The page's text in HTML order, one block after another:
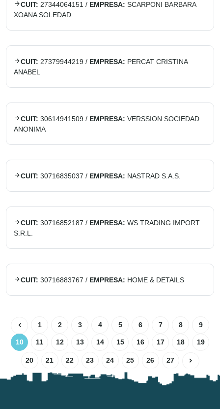
CUIT: 27344064151 / EMPRESA: SCARPONI BARBARA
XOANA SOLEDAD
CUIT: 27379944219 / EMPRESA: PERCAT CRISTINA
ANABEL
CUIT: 30614941509 / EMPRESA: VERSSION SOCIEDAD
ANONIMA
CUIT: 30716835037 / EMPRESA: NASTRAD S.A.S.
CUIT: 30716852187 / EMPRESA: WS TRADING IMPORT
S.R.L.
CUIT: 30716883767 / EMPRESA: HOME & DETAILS
1 2 3 4 5 6 7 8 9
10 11 12 13 14 15 16 17 18 19
20 21 22 23 24 25 26 27